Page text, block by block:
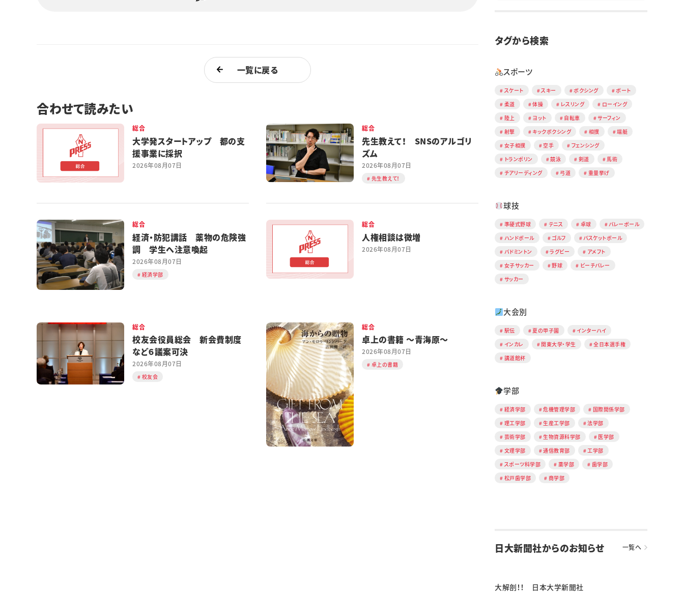
一覧に戻る
合わせて読みたい
総合
大学発スタートアップ 都の支
援事業に採択
2026年08月07日
総合
先生教えて！ SNSのアルゴリ
ズム
2026年08月07日
先生教えて！
総合
経済・防犯講話 薬物の危険強
調 学生へ注意喚起
2026年08月07日
経済学部
総合
人権相談は微増
2026年08月07日
総合
校友会役員総会 新会費制度
など６議案可決
2026年08月07日
校友会
総合
卓上の書籍 ～青海原～
2026年08月07日
卓上の書籍
タグから検索
スポーツ
スケート スキー ボクシング
ボート
柔道
体操 レスリング
ローイング
陸上
ヨット 自転車
サーフィン
射撃
キックボクシング 相撲
端艇
女子相撲
空手
フェンシング
トランポリン
競泳 剣道
馬術
チアリーディング
弓道 重量挙げ
球技
準硬式野球 テニス 卓球
バレーボール
ハンドボール
ゴルフ
バスケットボール
バドミントン
ラグビー
アメフト
女子サッカー
野球
ビーチバレー
サッカー
大会別
駅伝 夏の甲子園
インターハイ
インカレ
関東大学・学生
全日本選手権
講道館杯
学部
経済学部 危機管理学部
国際関係学部
理工学部
生産工学部
法学部
芸術学部
生物資源科学部
医学部
文理学部
通信教育部
工学部
スポーツ科学部
薬学部
歯学部
松戸歯学部
商学部
日大新聞社からのお知らせ 一覧へ
大解剖！！ 日本大学新聞社